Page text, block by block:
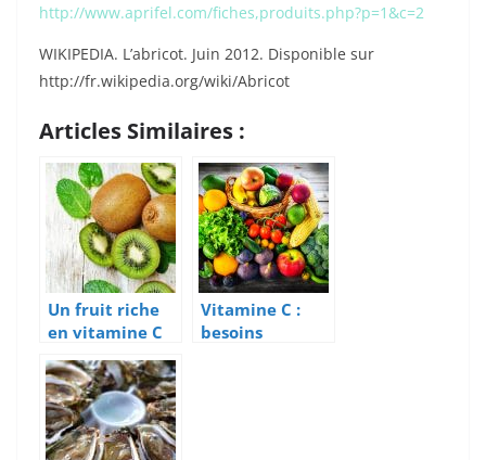
http://www.aprifel.com/fiches,produits.php?p=1&c=2
WIKIPEDIA. L’abricot. Juin 2012. Disponible sur
http://fr.wikipedia.org/wiki/Abricot
Articles Similaires :
Un fruit riche
en vitamine C
pour les
sportifs : le kiwi
!
Vitamine C :
besoins